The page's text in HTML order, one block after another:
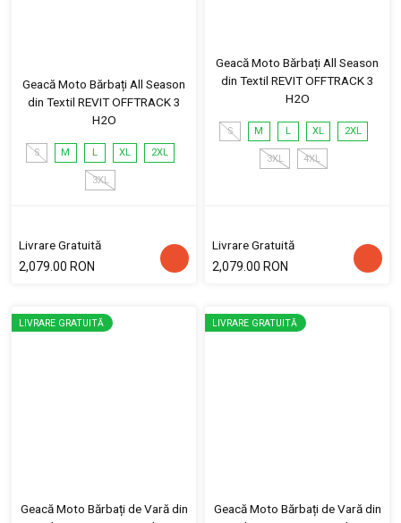
Geacă Moto Bărbați All Season
din Textil REVIT OFFTRACK 3
H2O
S M L XL 2XL
3XL
Livrare Gratuită
2,079.00 RON
Geacă Moto Bărbați All Season
din Textil REVIT OFFTRACK 3
H2O
S M L XL 2XL
3XL 4XL
Livrare Gratuită
2,079.00 RON
LIVRARE GRATUITĂ
Geacă Moto Bărbați de Vară din
LIVRARE GRATUITĂ
Geacă Moto Bărbați de Vară din